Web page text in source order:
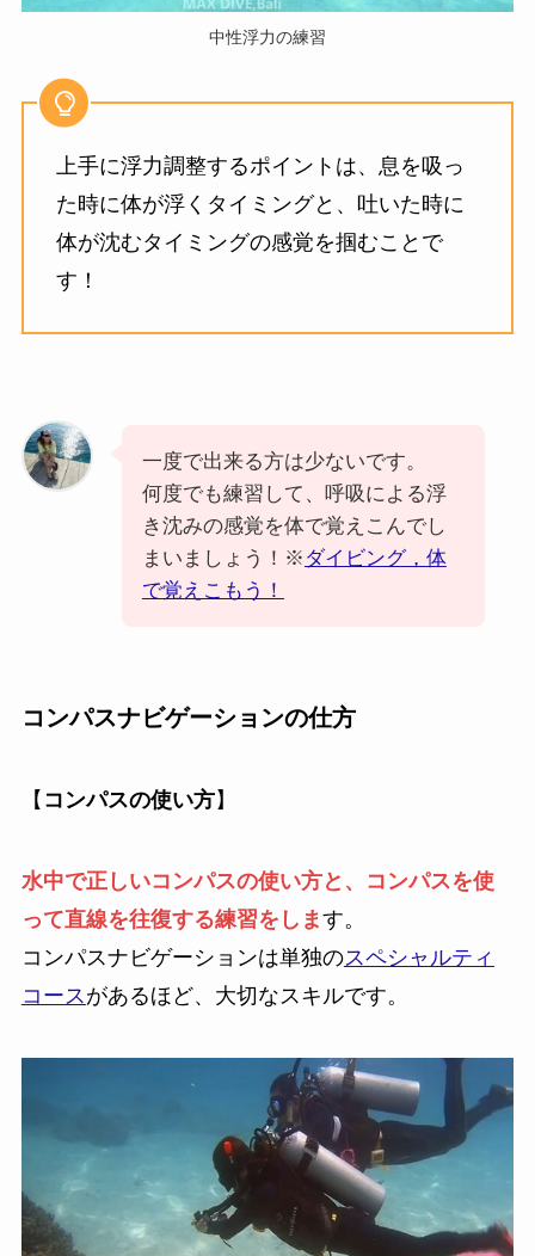
中性浮力の練習
上手に浮力調整するポイントは、息を吸っ
た時に体が浮くタイミングと、吐いた時に
体が沈むタイミングの感覚を掴むことで
す！
一度で出来る方は少ないです。
何度でも練習して、呼吸による浮
き沈みの感覚を体で覚えこんでし
まいましょう！※ ダイビング，体
で覚えこもう！
コンパスナビゲーションの仕方
【 コンパスの使い方】
水中で正しいコンパスの使い方と、コンパスを使
って直線を往復する練習をします。
コンパスナビゲーションは単独のスペシャルティ
コースがあるほど、大切なスキルです。